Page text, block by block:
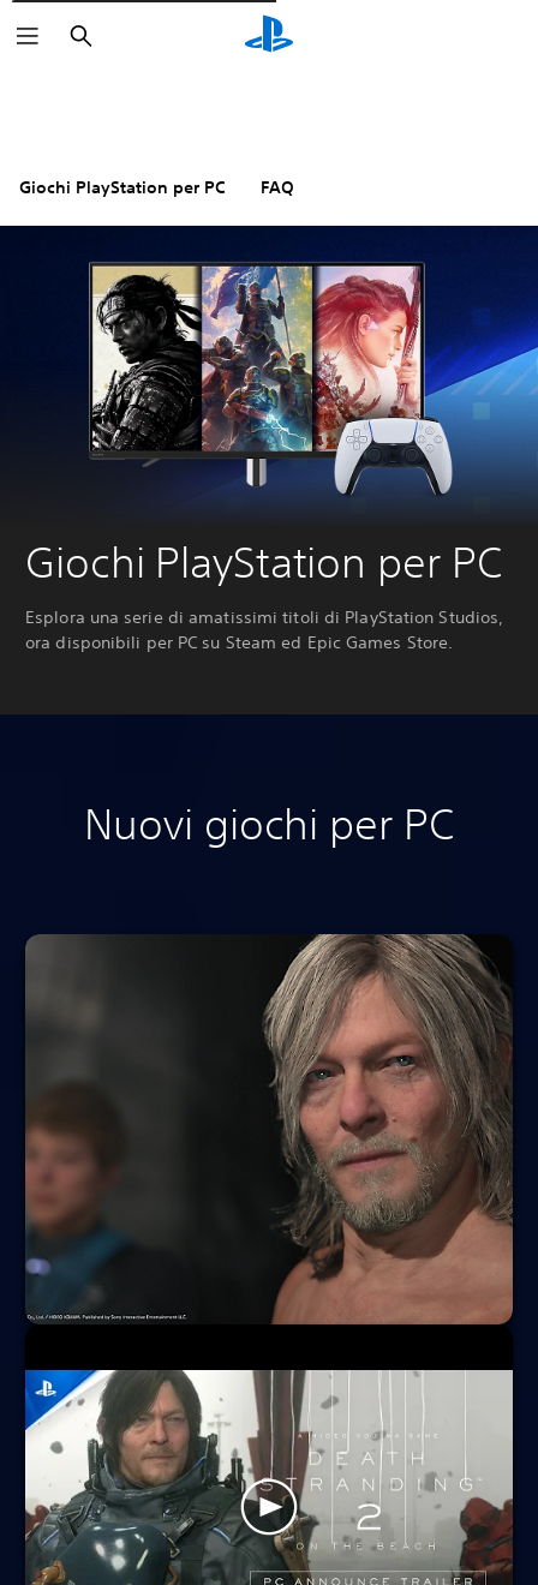
Cerca
Giochi PlayStation per PC FAQ
Giochi PlayStation per PC
Esplora una serie di amatissimi titoli di PlayStation Studios,
ora disponibili per PC su Steam ed Epic Games Store.
Nuovi giochi per PC